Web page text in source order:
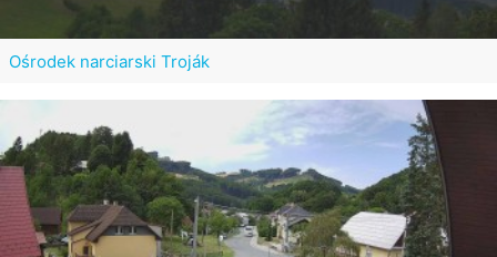
Ośrodek narciarski Troják